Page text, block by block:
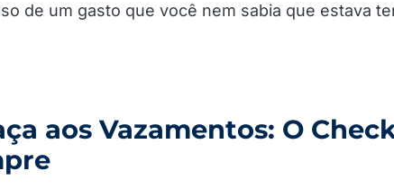
de um gasto que você nem sabia que estava
aos Vazamentos: O